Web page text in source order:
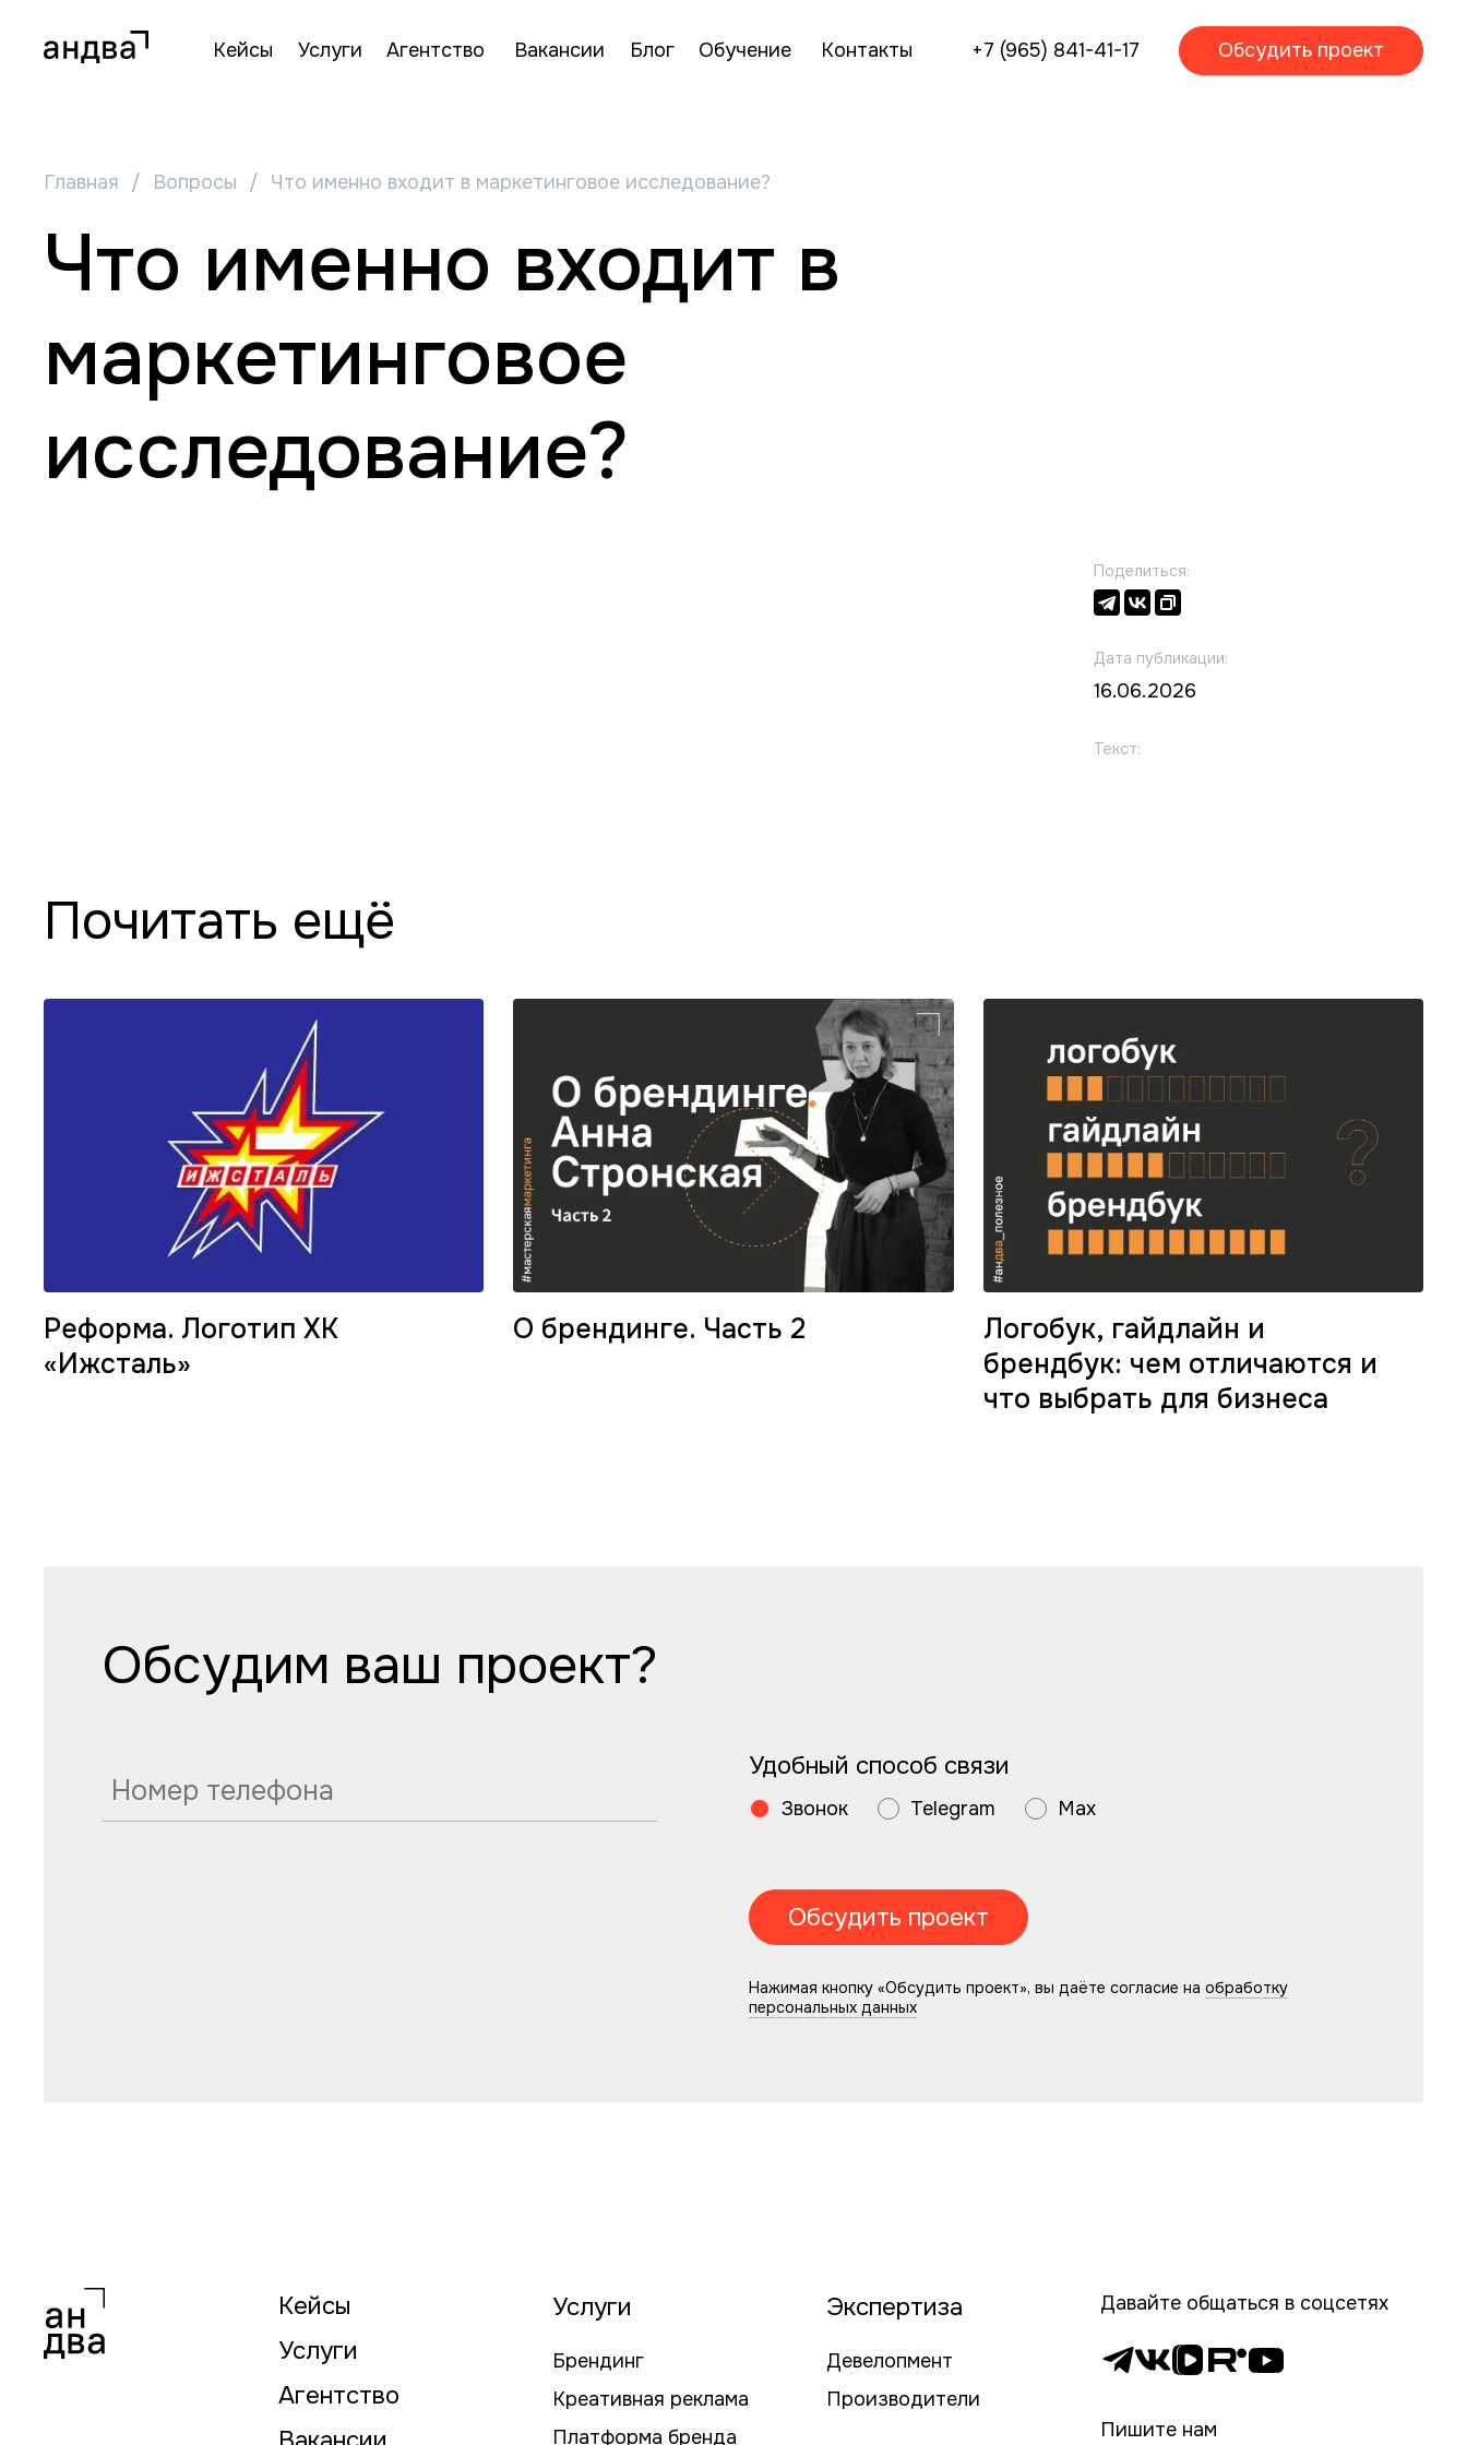
Кейсы Услуги Агентство Вакансии Блог Обучение Контакты +7 (965) 841-41-17 Обсудить проект
Главная / Вопросы / Что именно входит в маркетинговое исследование?
Что именно входит в
маркетинговое
исследование?
Поделиться:
Дата публикации:
16.06.2026
Текст:
Почитать ещё
Реформа. Логотип ХК
«Ижсталь»
О брендинге. Часть 2
Логобук, гайдлайн и
брендбук: чем отличаются и
что выбрать для бизнеса
Обсудим ваш проект?
Удобный способ связи
Звонок Telegram Max
Нажимая кнопку «Обсудить проект», вы даёте согласие на обработку
персональных данных
Кейсы
Услуги
Агентство
Услуги
Брендинг
Креативная реклама
Платформа бренда
Экспертиза
Девелопмент
Производители
Давайте общаться в соцсетях
Пишите нам